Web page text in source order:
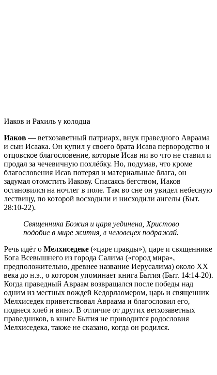
Иаков и Рахиль у колодца
Иаков — ветхозаветный патриарх, внук праведного Авраама
и сын Исаака. Он купил у своего брата Исава первородство и
отцовское благословение, которые Исав ни во что не ставил и
продал за чечевичную похлёбку. Но, подумав, что кроме
благословения Исав потерял и материальные блага, он
задумал отомстить Иакову. Спасаясь бегством, Иаков
остановился на ночлег в поле. Там во сне он увидел небесную
лествицу, по которой восходили и нисходили ангелы (Быт.
28:10-22).
Священника Божия и царя уединена, Христово
подобие в мире жития, в человецех подражай.
Речь идёт о Мелхиседеке («царе правды»), царе и священнике
Бога Всевышнего из города Салима («город мира»,
предположительно, древнее название Иерусалима) около ХХ
века до н.э., о котором упоминает книга Бытия (Быт. 14:14-20).
Когда праведный Авраам возвращался после победы над
одним из местных вождей Кедорлаомером, царь и священник
Мелхиседек приветствовал Авраама и благословил его,
поднеся хлеб и вино. В отличие от других ветхозаветных
праведников, в книге Бытия не приводится родословия
Мелхиседека, также не сказано, когда он родился.